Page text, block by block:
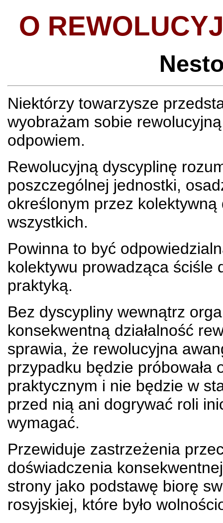
O
Niektórzy towarzysze
wyobrażam sobie
odpowiem.
Rewolucyjną dyscyplinę
poszczególnej jednostki,
określonym przez kolektywną
wszystkich.
Powinna to być
kolektywu prowadząca ściśle
praktyką.
Bez dyscypliny wewnątrz
konsekwentną działalność
sprawia, że rewolucyjna
przypadku będzie próbowała
praktycznym i nie będzie w
przed nią ani dogrywać roli
wymagać.
Przewiduje zastrzeżenia
doświadczenia
strony jako podstawę biorę
rosyjskiej, które było